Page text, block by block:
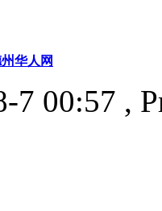
华人网
7 00:57 ,